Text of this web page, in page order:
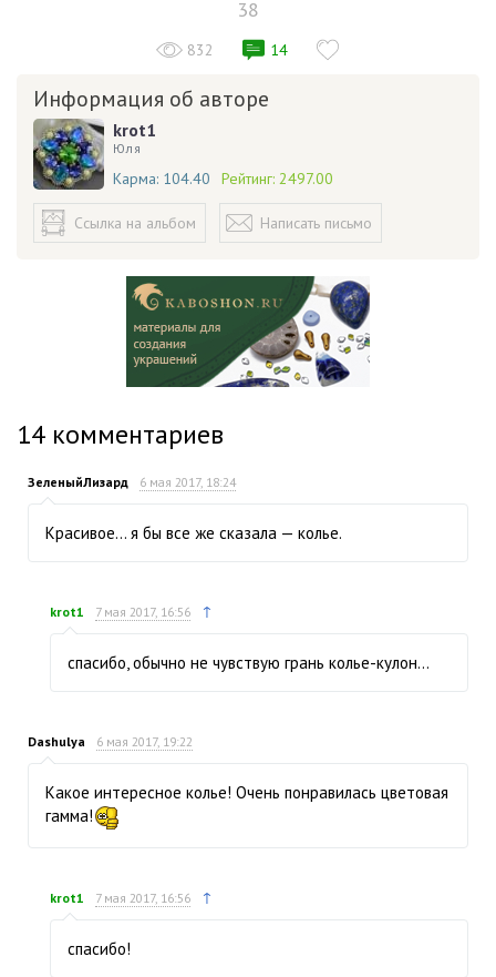
38
832 14
Информация об авторе
krot1
Юля
Карма: 104.40 Рейтинг: 2497.00
Ссылка на альбом Написать письмо
14 комментариев
ЗеленыйЛизард 6 мая 2017, 18:24
Красивое… я бы все же сказала — колье.
krot1 7 мая 2017, 16:56 ↑
спасибо, обычно не чувствую грань колье-кулон…
Dashulya 6 мая 2017, 19:22
Какое интересное колье! Очень понравилась цветовая
гамма!
krot1 7 мая 2017, 16:56 ↑
спасибо!